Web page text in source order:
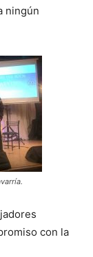
ningún
con la